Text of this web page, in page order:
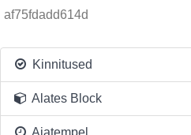
af75fdadd614d
Kinnitused
Alates Block
Ajatempel